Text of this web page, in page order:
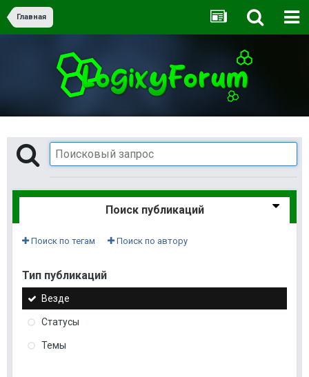
Главная
Поиск публикаций
Поиск по тегам Поиск по автору
Тип публикаций
Везде
Статусы
Темы